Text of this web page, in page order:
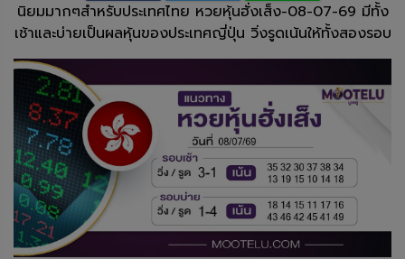
นิยมมากๆสำหรับประเทศไทย หวยหุ้นฮั่งเส็ง-08-07-69 มีทั้ง
เช้าและบ่ายเป็นผลหุ้นของประเทศญี่ปุ่น วิ่งรูดเน้นให้ทั้งสองรอบ